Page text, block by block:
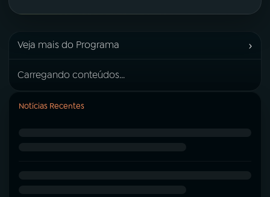
Veja mais do Programa ›
Carregando conteúdos...
Notícias Recentes